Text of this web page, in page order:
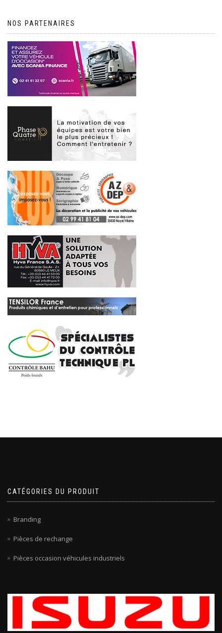
NOS PARTENAIRES
CATÉGORIES DU PRODUIT
Branding
Pièces de rechange
Pièces occasion véhicules industriels